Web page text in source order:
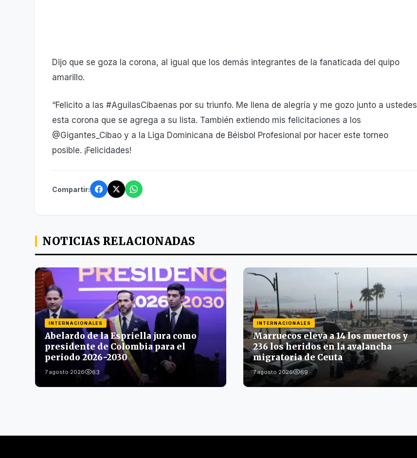
Dijo que se goza la corona, al igual que los demás integrantes de la fanaticada del quipo
amarillo.
“Felicito a las #AguilasCibaenas por su triunfo. Me llena de alegría y me gozo junto a ustedes
esta corona que se agrega a su lista. También extiendo mis felicitaciones a los
@Gigantes_Cibao y a la Liga Dominicana de Béisbol Profesional por hacer este torneo
posible. ¡Felicidades!
Compartir:
NOTICIAS RELACIONADAS
INTERNACIONALES
Abelardo de la Espriella jura como
presidente de Colombia para el
periodo 2026-2030
7 agosto 2026 63
INTERNACIONALES
Marruecos eleva a 14 los muertos y
236 los heridos en la avalancha
migratoria de Ceuta
7 agosto 2026 69